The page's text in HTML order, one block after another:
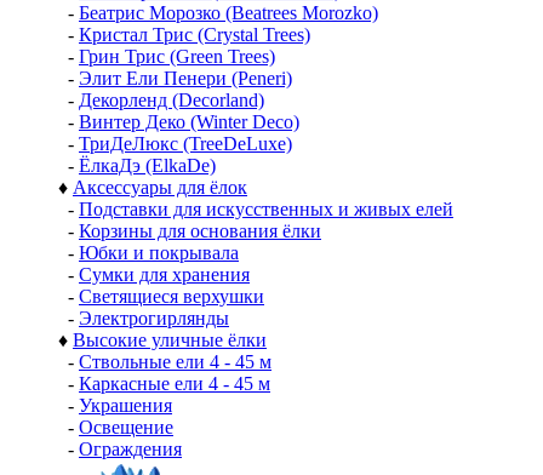
- Беатрис Морозко (Beatrees Morozko)
- Кристал Трис (Crystal Trees)
- Грин Трис (Green Trees)
- Элит Ели Пенери (Peneri)
- Декорленд (Decorland)
- Винтер Деко (Winter Deco)
- ТриДеЛюкс (TreeDeLuxe)
- ЁлкаДэ (ElkaDe)
♦ Аксессуары для ёлок
- Подставки для искусственных и живых елей
- Корзины для основания ёлки
- Юбки и покрывала
- Сумки для хранения
- Светящиеся верхушки
- Электрогирлянды
♦ Высокие уличные ёлки
- Ствольные ели 4 - 45 м
- Каркасные ели 4 - 45 м
- Украшения
- Освещение
- Ограждения